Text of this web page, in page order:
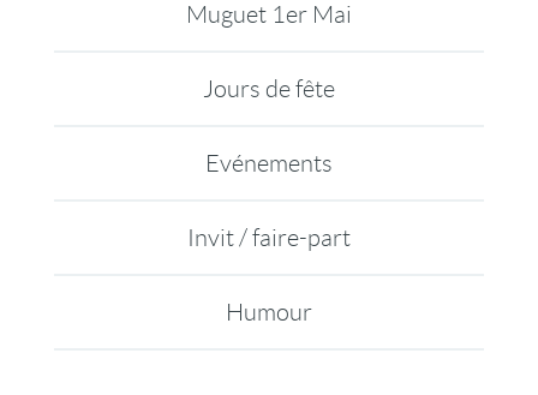
Muguet 1er Mai
Jours de fête
Evénements
Invit / faire-part
Humour